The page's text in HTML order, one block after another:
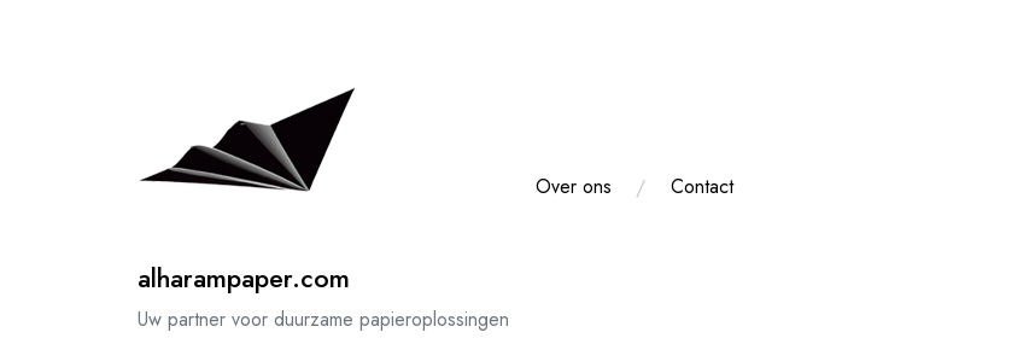
alharampaper.com
Uw partner voor duurzame papieroplossingen
Over ons Contact